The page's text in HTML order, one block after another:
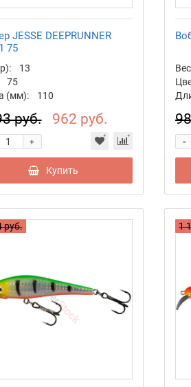
JESSE DEEPRUNNER
75
13
75
(мм):
110
руб. 962 руб.
+
Купить
-
руб. 1